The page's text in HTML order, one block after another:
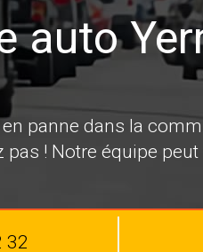
auto
panne dans la
! Notre équipe
32